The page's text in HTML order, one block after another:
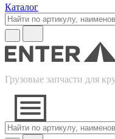
Каталог
Грузовые запчасти для